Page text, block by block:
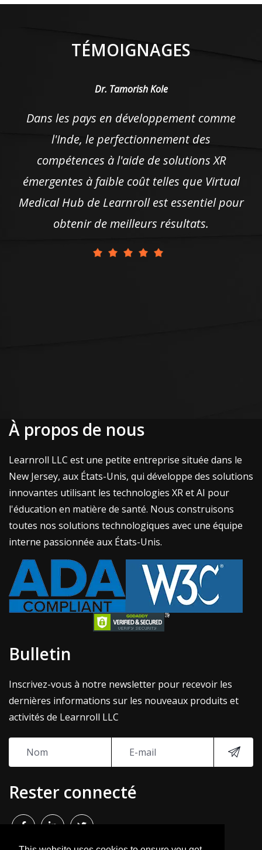
TÉMOIGNAGES
Dr. Tamorish Kole
Dans les pays en développement comme
l'Inde, le perfectionnement des
compétences à l'aide de solutions XR
émergentes à faible coût telles que Virtual
Medical Hub de Learnroll est essentiel pour
obtenir de meilleurs résultats.
À propos de nous
Learnroll LLC est une petite entreprise située dans le
New Jersey, aux États-Unis, qui développe des solutions
innovantes utilisant les technologies XR et AI pour
l'éducation en matière de santé. Nous construisons
toutes nos solutions technologiques avec une équipe
interne passionnée aux États-Unis.
Bulletin
Inscrivez-vous à notre newsletter pour recevoir les
dernières informations sur les nouveaux produits et
activités de Learnroll LLC
Rester connecté